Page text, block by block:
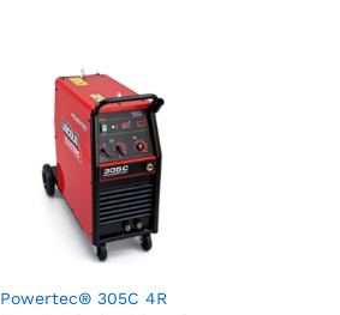
Powertec® 305C 4R